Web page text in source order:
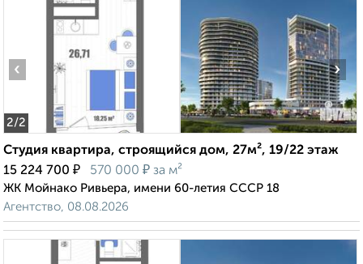
2/2
‹ ›
Студия квартира, строящийся дом, 27м², 19/22 этаж
15 224 700 ₽ 570 000 ₽ за м²
ЖК Мойнако Ривьера, имени 60-летия СССР 18
Агентство, 08.08.2026